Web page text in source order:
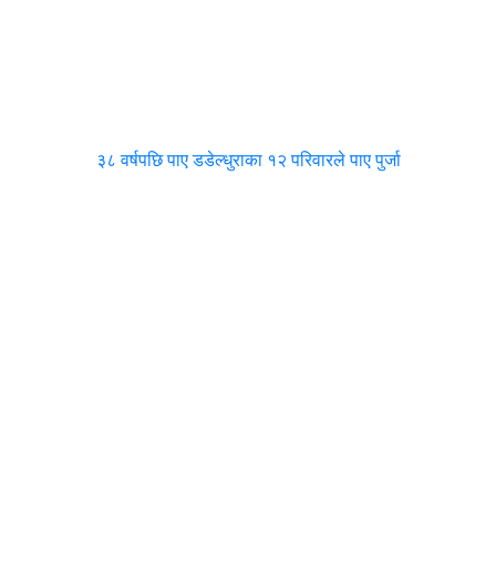
३८ वर्षपछि पाए डडेल्धुराका १२ परिवारले पाए पुर्जा